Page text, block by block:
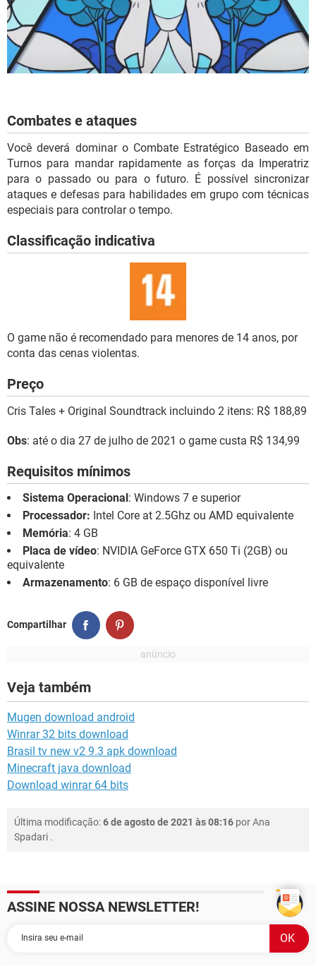
Combates e ataques
Você deverá dominar o Combate Estratégico Baseado em
Turnos para mandar rapidamente as forças da Imperatriz
para o passado ou para o futuro. É possível sincronizar
ataques e defesas para habilidades em grupo com técnicas
especiais para controlar o tempo.
Classificação indicativa
O game não é recomendado para menores de 14 anos, por
conta das cenas violentas.
Preço
Cris Tales + Original Soundtrack incluindo 2 itens: R$ 188,89
Obs: até o dia 27 de julho de 2021 o game custa R$ 134,99
Requisitos mínimos
Sistema Operacional: Windows 7 e superior
Processador: Intel Core at 2.5Ghz ou AMD equivalente
Memória: 4 GB
Placa de vídeo: NVIDIA GeForce GTX 650 Ti (2GB) ou
equivalente
Armazenamento: 6 GB de espaço disponível livre
Compartilhar
Veja também
Mugen download android
Winrar 32 bits download
Brasil tv new v2 9.3 apk download
Minecraft java download
Download winrar 64 bits
Última modificação:6 de agosto de 2021 às 08:16 porAna
Spadari .
ASSINE NOSSA NEWSLETTER!